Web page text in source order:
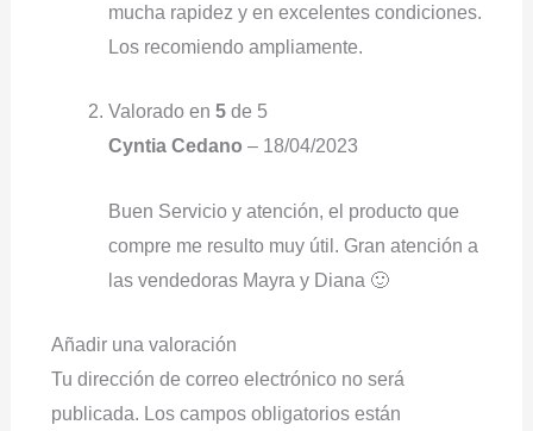
mucha rapidez y en excelentes condiciones.
Los recomiendo ampliamente.
Valorado en 5de 5
Cyntia Cedano – 18/04/2023
Buen Servicio y atención, el producto que
compre me resulto muy útil. Gran atención a
las vendedoras Mayra y Diana 🙂
Añadir una valoración
Tu dirección de correo electrónico no será
publicada. Los campos obligatorios están